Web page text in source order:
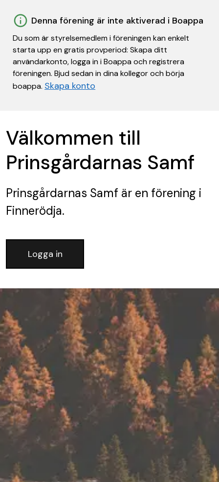
Denna förening är inte aktiverad i Boappa
Du som är styrelsemedlem i föreningen kan enkelt
starta upp en gratis provperiod: Skapa ditt
användarkonto, logga in i Boappa och registrera
föreningen. Bjud sedan in dina kollegor och börja
boappa. Skapa konto
Välkommen till
Prinsgårdarnas Samf
Prinsgårdarnas Samf är en förening i
Finnerödja.
Logga in